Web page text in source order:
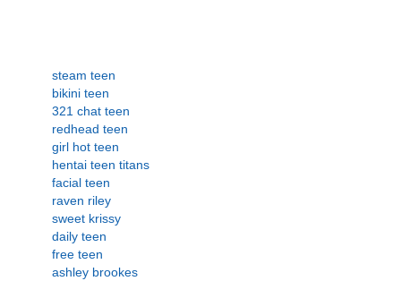
steam teen
bikini teen
321 chat teen
redhead teen
girl hot teen
hentai teen titans
facial teen
raven riley
sweet krissy
daily teen
free teen
ashley brookes